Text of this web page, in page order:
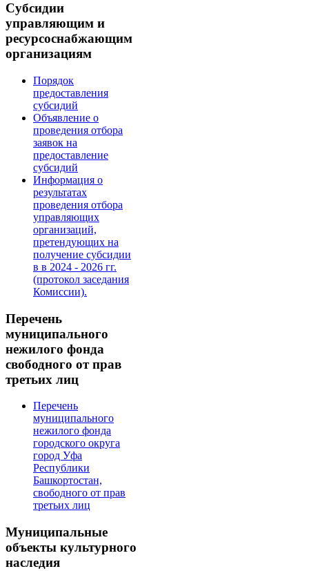
Субсидии
управляющим и
ресурсоснабжающим
организациям
Порядок
предоставления
субсидий
Объявление о
проведения отбора
заявок на
предоставление
субсидий
Информация о
результатах
проведения отбора
управляющих
организаций,
претендующих на
получение субсидии
в в 2024 - 2026 гг.
(протокол заседания
Комиссии).
Перечень
муниципального
нежилого фонда
свободного от прав
третьих лиц
Перечень
муниципального
нежилого фонда
городского округа
город Уфа
Республики
Башкортостан,
свободного от прав
третьих лиц
Муниципальные
объекты культурного
наследия